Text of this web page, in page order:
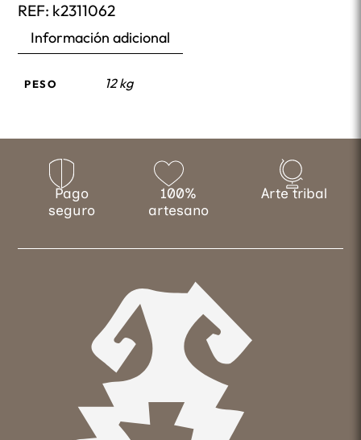
REF: k2311062
Información adicional
PESO 12 kg
Pago
seguro
100%
artesano
Arte tribal